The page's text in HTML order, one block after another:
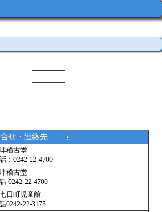
せ・連絡先
稽古堂
：0242-22-4700
稽古堂
0242-22-4700
日町児童館
0242-22-3175